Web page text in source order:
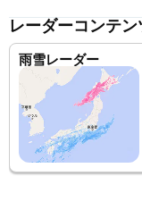
レーダーコンテン
雨雪レーダー